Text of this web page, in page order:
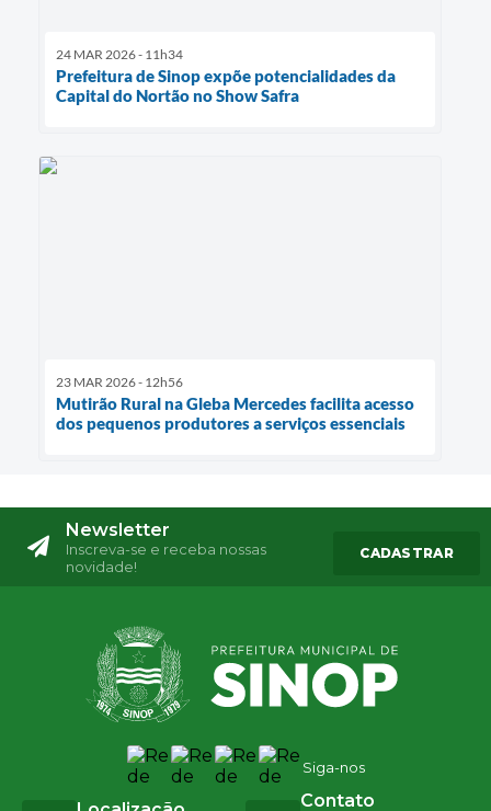
24 MAR 2026 - 11h34
Prefeitura de Sinop expõe potencialidades da
Capital do Nortão no Show Safra
23 MAR 2026 - 12h56
Mutirão Rural na Gleba Mercedes facilita acesso
dos pequenos produtores a serviços essenciais
Newsletter
Inscreva-se e receba nossas
novidade!
CADASTRAR
Siga-nos
Contato